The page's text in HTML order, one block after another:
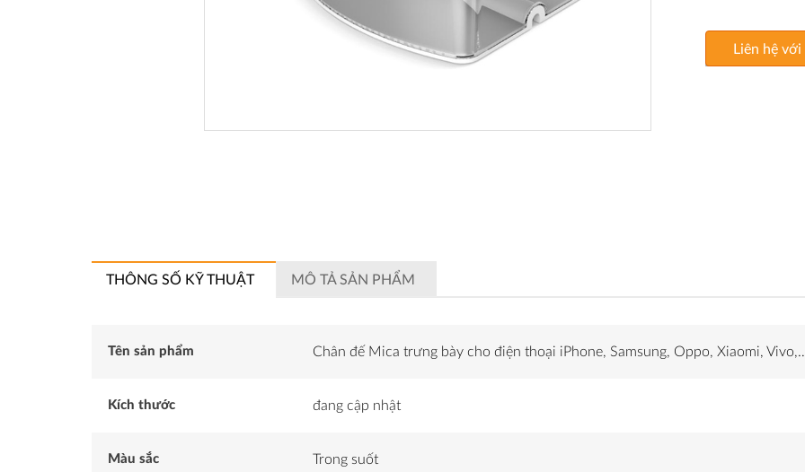
Liên hệ
THÔNG SỐ KỸ THUẬT MÔ TẢ SẢN PHẨM
Tên sản phẩm Chân đế Mica trưng bày cho điện thoại iPhone, Samsung, Oppo, Xiaomi,
Kích thước đang cập nhật
Màu sắc Trong suốt